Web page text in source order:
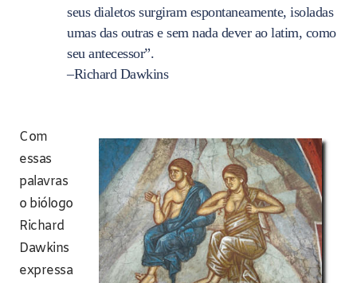
seus dialetos surgiram espontaneamente, isoladas
umas das outras e sem nada dever ao latim, como
seu antecessor”.
–Richard Dawkins
Com
essas
palavras
o biólogo
Richard
Dawkins
expressa